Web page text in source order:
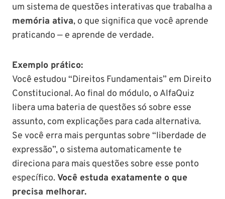
um sistema de questões interativas que trabalha a
memória ativa, o que significa que você aprende
praticando — e aprende de verdade.
Exemplo prático:
Você estudou “Direitos Fundamentais” em Direito
Constitucional. Ao final do módulo, o AlfaQuiz
libera uma bateria de questões só sobre esse
assunto, com explicações para cada alternativa.
Se você erra mais perguntas sobre “liberdade de
expressão”, o sistema automaticamente te
direciona para mais questões sobre esse ponto
específico.Você estuda exatamente o que
precisa melhorar.